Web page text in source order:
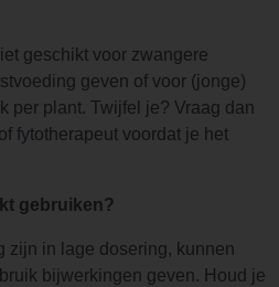
geschikt voor zwangere
geven of voor (jonge)
per plant. Twijfel je? Vraag dan
fytotherapeut voordat je het
gebruiken?
zijn in lage dosering, kunnen
bijwerkingen geven. Houd je